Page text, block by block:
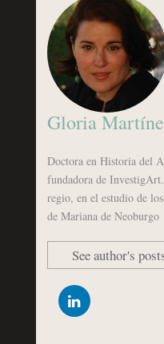
Gloria
Doctora en Historia del
fundadora de
regio, en el estudio de
de Mariana de Neoburgo
See author's